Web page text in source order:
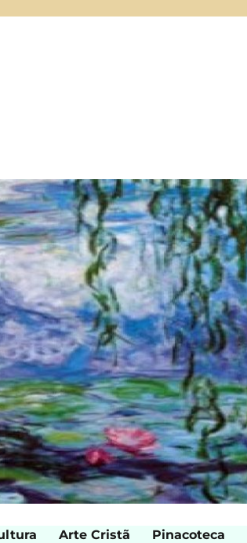
Arte Cristã Pinacoteca